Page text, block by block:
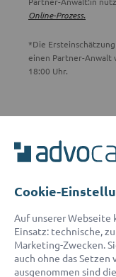
Online-Prozess.
*Die
einen Partner-Anwalt
18:00 Uhr.
Unser Serviceteam ist
E-Mail:
© 2026 advocado -
Cookie-
Auf unserer Webseite
Einsatz: technische,
Marketing-Zwecken.
auch ohne das Setzen
ausgenommen sind